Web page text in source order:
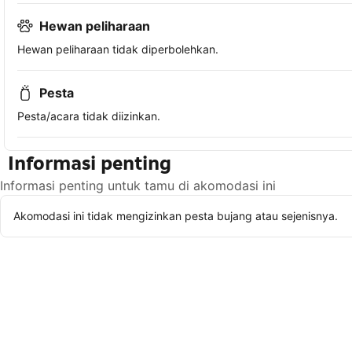
Hewan peliharaan
Hewan peliharaan tidak diperbolehkan.
Pesta
Pesta/acara tidak diizinkan.
Informasi penting
Informasi penting untuk tamu di akomodasi ini
Akomodasi ini tidak mengizinkan pesta bujang atau sejenisnya.